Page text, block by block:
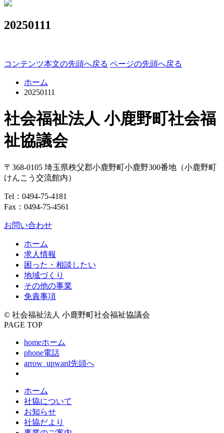
20250111
コンテンツ本文の先頭へ戻る ページの先頭へ戻る
ホーム
20250111
社会福祉法人 小鹿野町社会福
祉協議会
〒368-0105 埼玉県秩父郡小鹿野町小鹿野300番地 （小鹿野町
けんこう交流館内）
Tel： 0494-75-4181
Fax：0494-75-4561
お問い合わせ
ホーム
求人情報
困った・相談したい
地域づくり
その他の事業
免責事項
© 社会福祉法人 小鹿野町社会福祉協議会
PAGE TOP
homeホーム
phone電話
arrow_upward先頭へ
ホーム
社協について
お知らせ
社協だより